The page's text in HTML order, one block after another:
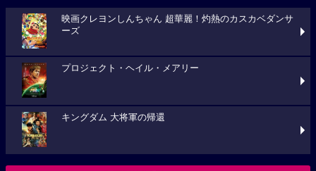
映画クレヨンしんちゃん 超華麗！灼熱のカスカベダンサ
ーズ
プロジェクト・ヘイル・メアリー
キングダム 大将軍の帰還